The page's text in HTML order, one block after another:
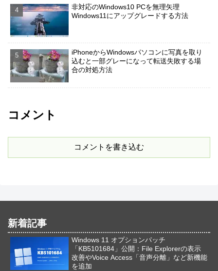
非対応のWindows10 PCを無理矢理
Windows11にアップグレードする方法
iPhoneからWindowsパソコンに写真を取り
込むと一部グレーになって転送失敗する場
合の対処方法
コメント
コメントを書き込む
新着記事
Windows 11 オプションパッチ
「KB5101684」公開：File Explorerの表示
改善やVoice Access「音声分離」など新機能
を追加